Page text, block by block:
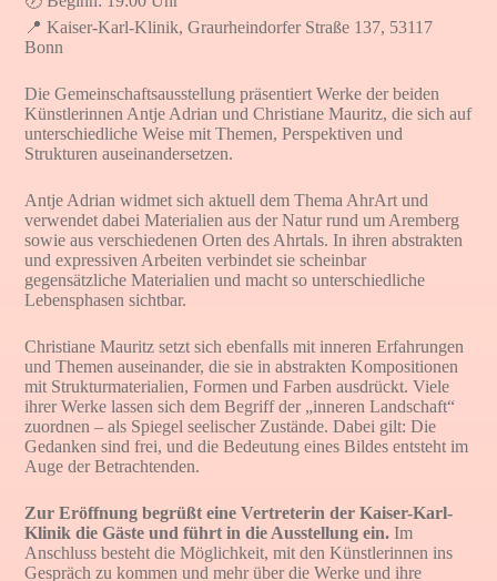
📍 Kaiser-Karl-Klinik, Graurheindorfer Straße 137, 53117
Bonn
Die Gemeinschaftsausstellung präsentiert Werke der beiden
Künstlerinnen Antje Adrian und Christiane Mauritz, die sich auf
unterschiedliche Weise mit Themen, Perspektiven und
Strukturen auseinandersetzen.
Antje Adrian widmet sich aktuell dem Thema AhrArt und
verwendet dabei Materialien aus der Natur rund um Aremberg
sowie aus verschiedenen Orten des Ahrtals. In ihren abstrakten
und expressiven Arbeiten verbindet sie scheinbar
gegensätzliche Materialien und macht so unterschiedliche
Lebensphasen sichtbar.
Christiane Mauritz setzt sich ebenfalls mit inneren Erfahrungen
und Themen auseinander, die sie in abstrakten Kompositionen
mit Strukturmaterialien, Formen und Farben ausdrückt. Viele
ihrer Werke lassen sich dem Begriff der „inneren Landschaft“
zuordnen – als Spiegel seelischer Zustände. Dabei gilt: Die
Gedanken sind frei, und die Bedeutung eines Bildes entsteht im
Auge der Betrachtenden.
Zur Eröffnung begrüßt eine Vertreterin der Kaiser-Karl-
Klinik die Gäste und führt in die Ausstellung ein.Im
Anschluss besteht die Möglichkeit, mit den Künstlerinnen ins
Gespräch zu kommen und mehr über die Werke und ihre